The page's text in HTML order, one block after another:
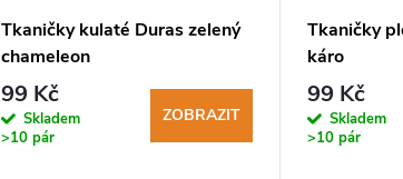
Tkaničky kulaté Duras zelený
chameleon
99 Kč
Skladem
>10 pár
ZOBRAZIT
Tkaničky
káro
99 Kč
Skladem
>10 pár